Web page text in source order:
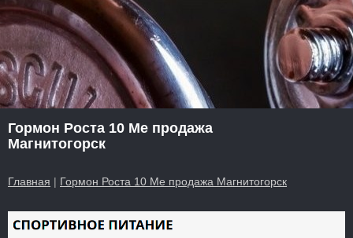
Гормон Роста 10 Me продажа
Магнитогорск
Главная | Гормон Роста 10 Me продажа Магнитогорск